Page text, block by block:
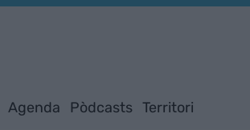
Agenda Pòdcasts Territori